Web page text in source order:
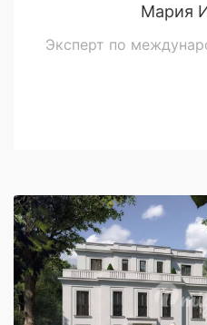
Мария
Эксперт по